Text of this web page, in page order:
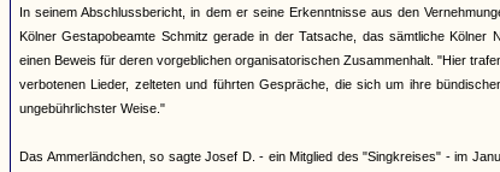
In seinem Abschlussbericht, in dem er seine Erkenntnisse aus den
Kölner Gestapobeamte Schmitz gerade in der Tatsache, das sämtliche Kölner
einen Beweis für deren vorgeblichen organisatorischen Zusammenhalt. "Hier
verbotenen Lieder, zelteten und führten Gespräche, die sich um ihre
ungebührlichster Weise."
Das Ammerländchen, so sagte Josef D. - ein Mitglied des "Singkreises" - im